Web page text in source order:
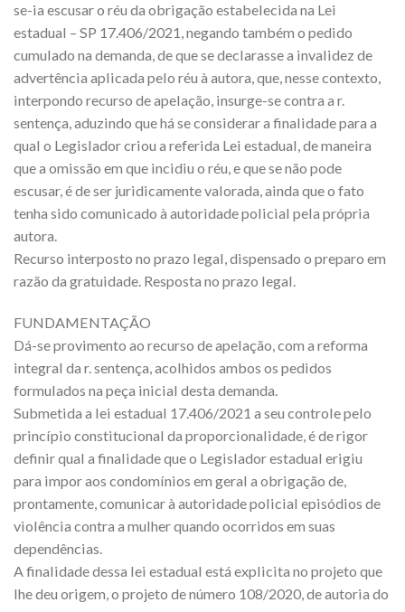
se-ia escusar o réu da obrigação estabelecida na Lei
estadual – SP 17.406/2021, negando também o pedido
cumulado na demanda, de que se declarasse a invalidez de
advertência aplicada pelo réu à autora, que, nesse contexto,
interpondo recurso de apelação, insurge-se contra a r.
sentença, aduzindo que há se considerar a finalidade para a
qual o Legislador criou a referida Lei estadual, de maneira
que a omissão em que incidiu o réu, e que se não pode
escusar, é de ser juridicamente valorada, ainda que o fato
tenha sido comunicado à autoridade policial pela própria
autora.
Recurso interposto no prazo legal, dispensado o preparo em
razão da gratuidade. Resposta no prazo legal.
FUNDAMENTAÇÃO
Dá-se provimento ao recurso de apelação, com a reforma
integral da r. sentença, acolhidos ambos os pedidos
formulados na peça inicial desta demanda.
Submetida a lei estadual 17.406/2021 a seu controle pelo
princípio constitucional da proporcionalidade, é de rigor
definir qual a finalidade que o Legislador estadual erigiu
para impor aos condomínios em geral a obrigação de,
prontamente, comunicar à autoridade policial episódios de
violência contra a mulher quando ocorridos em suas
dependências.
A finalidade dessa lei estadual está explicita no projeto que
lhe deu origem, o projeto de número 108/2020, de autoria do